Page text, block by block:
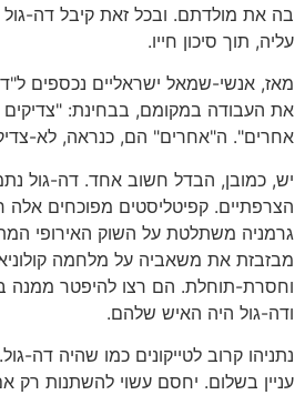
בה את מולדתם. ובכל זאת קיבל דה-
עליה, תוך סיכון חייו.
מאז, אנשי-שמאל ישראליים נכספים
את העבודה במקומם, בבחינת:
אחרים". ה"אחרים" הם, כנראה, לא-
יש, כמובן, הבדל חשוב אחד. דה-גול
הצרפתיים. קפיטליסטים מפוכחים אלה
גרמניה משתלטת על השוק האירופי
מבזבזת את משאביה על מלחמה
וחסרת-תוחלת. הם רצו להיפטר ממנה
ודה-גול היה האיש שלהם.
נתניהו קרוב לטייקונים כמו שהיה דה-
עניין בשלום. יחסם עשוי להשתנות רק